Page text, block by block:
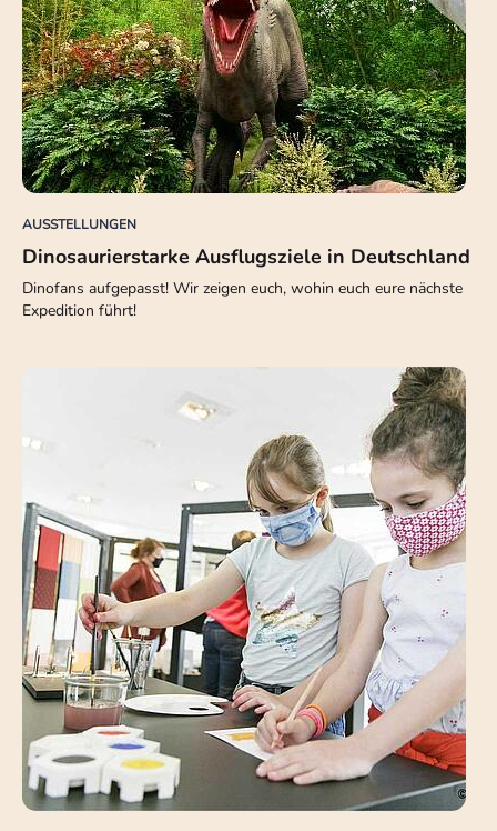
AUSSTELLUNGEN
Dinosaurierstarke Ausflugsziele in Deutschland
Dinofans aufgepasst! Wir zeigen euch, wohin euch eure nächste
Expedition führt!